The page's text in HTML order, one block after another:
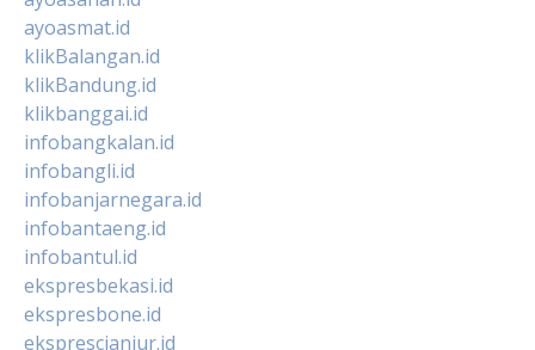
ayoasmat.id
klikBalangan.id
klikBandung.id
klikbanggai.id
infobangkalan.id
infobangli.id
infobanjarnegara.id
infobantaeng.id
infobantul.id
ekspresbekasi.id
ekspresbone.id
eksprescianjur.id